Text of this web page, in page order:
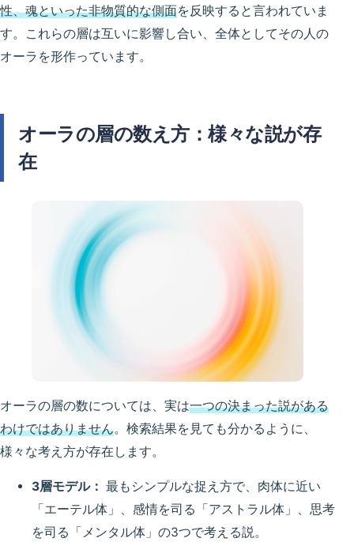
性、魂といった非物質的な側面を反映すると言われていま
す。これらの層は互いに影響し合い、全体としてその人の
オーラを形作っています。
オーラの層の数え方：様々な説が存
在
オーラの層の数については、実は一つの決まった説がある
わけではありません。検索結果を見ても分かるように、
様々な考え方が存在します。
3層モデル： 最もシンプルな捉え方で、肉体に近い
「エーテル体」、感情を司る「アストラル体」、思考
を司る「メンタル体」の3つで考える説。